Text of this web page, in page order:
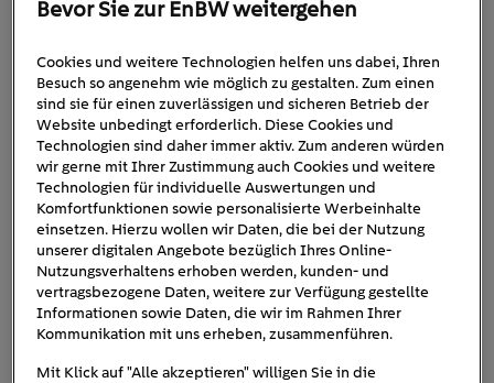
17. September 2021 1min
Stromausfall_Solardach
Bevor Sie zur EnBW weitergehen
Cookies und weitere Technologien helfen uns dabei, Ihren
Besuch so angenehm wie möglich zu gestalten. Zum einen
sind sie für einen zuverlässigen und sicheren Betrieb der
Website unbedingt erforderlich. Diese Cookies und
Technologien sind daher immer aktiv. Zum anderen würden
wir gerne mit Ihrer Zustimmung auch Cookies und weitere
Technologien für individuelle Auswertungen und
Komfortfunktionen sowie personalisierte Werbeinhalte
einsetzen. Hierzu wollen wir Daten, die bei der Nutzung
unserer digitalen Angebote bezüglich Ihres Online-
Nutzungsverhaltens erhoben werden, kunden- und
vertragsbezogene Daten, weitere zur Verfügung gestellte
Informationen sowie Daten, die wir im Rahmen Ihrer
Kommunikation mit uns erheben, zusammenführen.
Mit Klick auf "Alle akzeptieren" willigen Sie in die